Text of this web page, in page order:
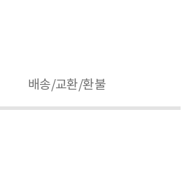
배송/교환/환불